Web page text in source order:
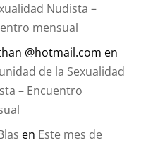
Nudista –
mensual
@hotmail.com en
de la Sexualidad
– Encuentro
en Este mes de